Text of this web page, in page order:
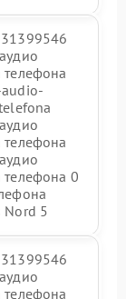
телефона
телефона
телефона 0
Nord 5
телефона